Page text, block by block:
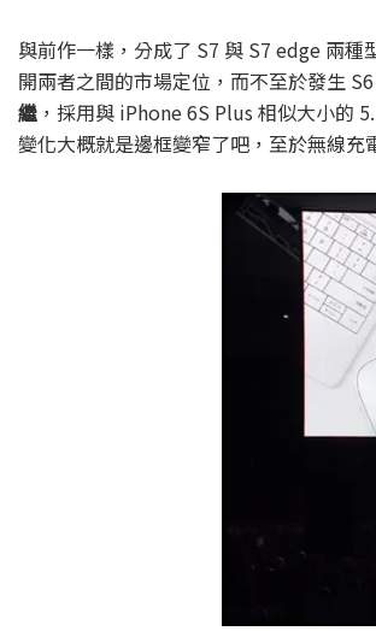
與前作一樣，分成了 S7 與 S7 edge 兩
開兩者之間的市場定位，而不至於發生
繼 ，採用與 iPhone 6S Plus 相似大小的
變化大概就是邊框變窄了吧，至於無線充